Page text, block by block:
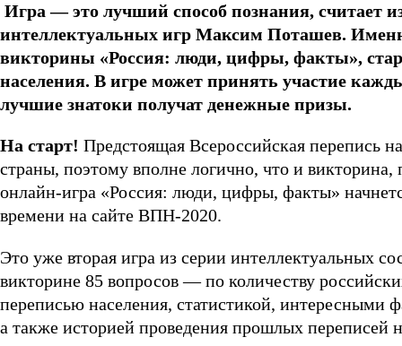
Игра — это лучший способ познания, считает
интеллектуальных игр Максим Поташев.
викторины «Россия: люди, цифры, факты»,
населения. В игре может принять участие
лучшие знатоки получат денежные призы.
На старт! Предстоящая Всероссийская перепись
страны, поэтому вполне логично, что и
онлайн-игра «Россия: люди, цифры, факты»
времени на сайте ВПН-2020.
Это уже вторая игра из серии интеллектуальных
викторине 85 вопросов — по количеству
переписью населения, статистикой, интересными
а также историей проведения прошлых переписей